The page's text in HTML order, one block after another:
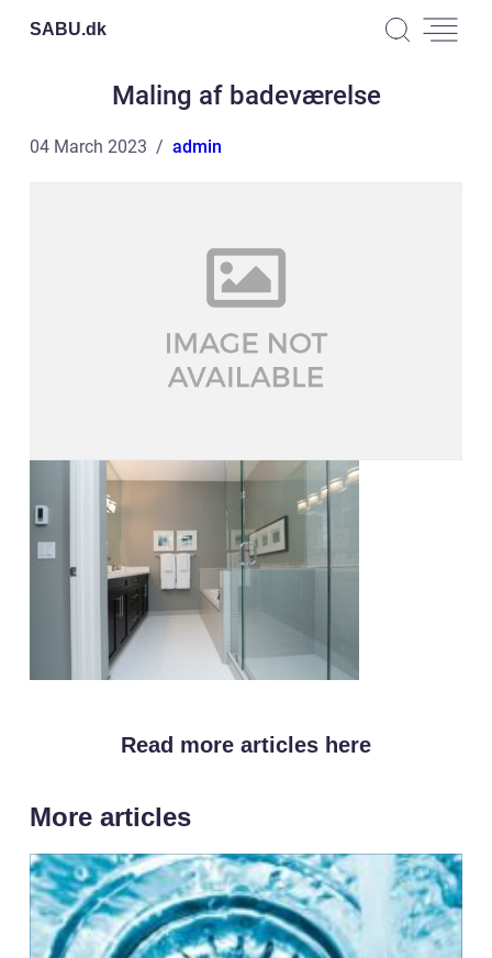
SABU.dk
Maling af badeværelse
04 March 2023 admin
Read more articles here
More articles